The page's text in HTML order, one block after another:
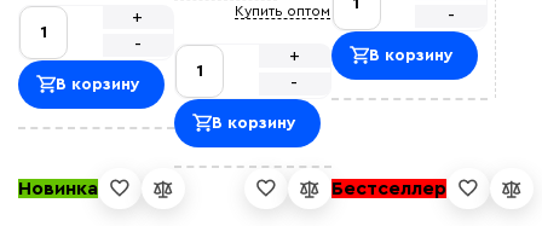
-
+
В корзину
Купить оптом
-
+
В корзину
-
В корзину
Новинка Бестселлер